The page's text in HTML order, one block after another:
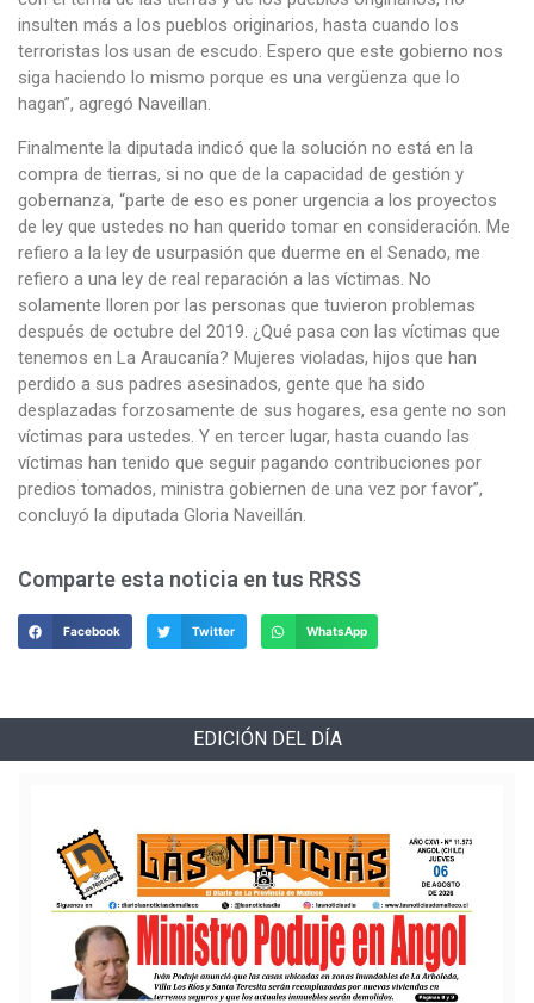
insulten más a los pueblos originarios, hasta cuando los
terroristas los usan de escudo. Espero que este gobierno nos
siga haciendo lo mismo porque es una vergüenza que lo
hagan”, agregó Naveillan.
Finalmente la diputada indicó que la solución no está en la
compra de tierras, si no que de la capacidad de gestión y
gobernanza, “parte de eso es poner urgencia a los proyectos
de ley que ustedes no han querido tomar en consideración. Me
refiero a la ley de usurpasión que duerme en el Senado, me
refiero a una ley de real reparación a las víctimas. No
solamente lloren por las personas que tuvieron problemas
después de octubre del 2019. ¿Qué pasa con las víctimas que
tenemos en La Araucanía? Mujeres violadas, hijos que han
perdido a sus padres asesinados, gente que ha sido
desplazadas forzosamente de sus hogares, esa gente no son
víctimas para ustedes. Y en tercer lugar, hasta cuando las
víctimas han tenido que seguir pagando contribuciones por
predios tomados, ministra gobiernen de una vez por favor”,
concluyó la diputada Gloria Naveillán.
Comparte esta noticia en tus RRSS
Facebook Twitter WhatsApp
EDICIÓN DEL DÍA